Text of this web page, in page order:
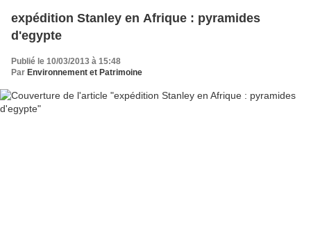
expédition Stanley en Afrique : pyramides
d'egypte
Publié le 10/03/2013 à 15:48
Par Environnement et Patrimoine